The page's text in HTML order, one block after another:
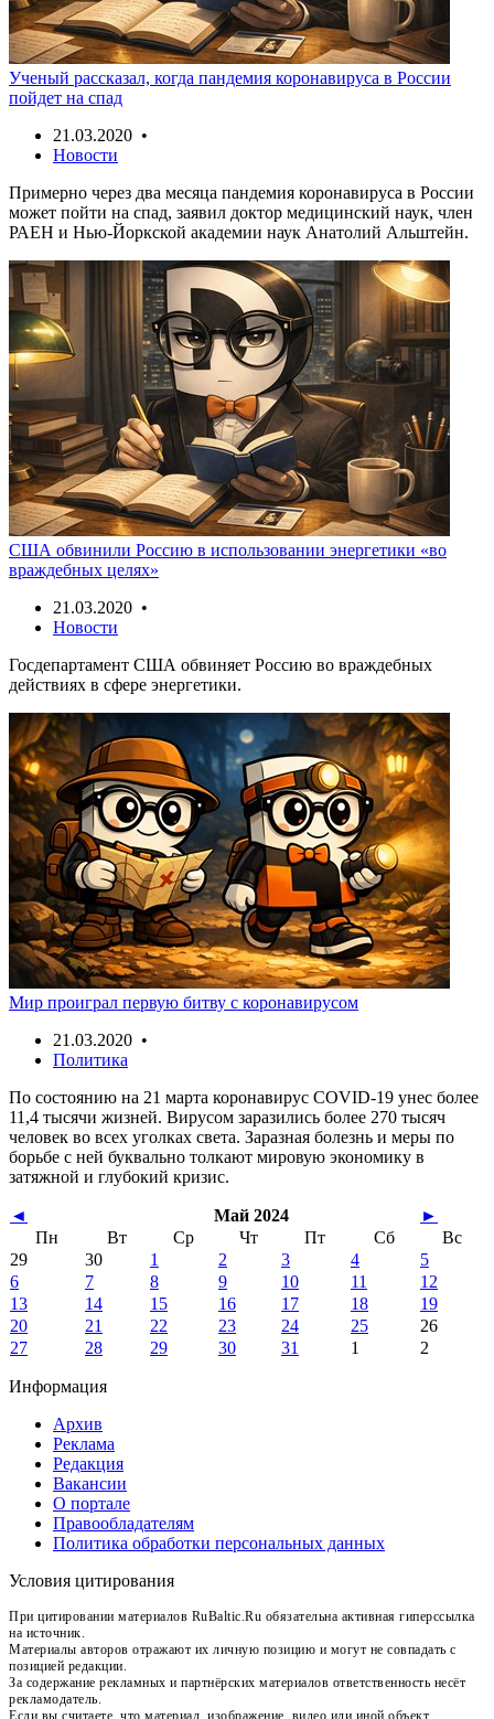
Ученый рассказал, когда пандемия коронавируса в России
пойдет на спад
21.03.2020 •
Новости
Примерно через два месяца пандемия коронавируса в России
может пойти на спад, заявил доктор медицинский наук, член
РАЕН и Нью-Йоркской академии наук Анатолий Альштейн.
США обвинили Россию в использовании энергетики «во
враждебных целях»
21.03.2020 •
Новости
Госдепартамент США обвиняет Россию во враждебных
действиях в сфере энергетики.
Мир проиграл первую битву с коронавирусом
21.03.2020 •
Политика
По состоянию на 21 марта коронавирус COVID-19 унес более
11,4 тысячи жизней. Вирусом заразились более 270 тысяч
человек во всех уголках света. Заразная болезнь и меры по
борьбе с ней буквально толкают мировую экономику в
затяжной и глубокий кризис.
◄ Май 2024
►
Пн
Вт Ср Чт Пт Сб
Вс
29
30 1 2 3 4
5
6
7 8 9 10 11
12
13
14 15 16 17 18
19
20
21 22 23 24 25
26
27
28 29 30 31 1 2
Информация
Архив
Реклама
Редакция
Вакансии
О портале
Правообладателям
Политика обработки персональных данных
Условия цитирования
При цитировании материалов RuBaltic.Ru обязательна активная гиперссылка
на источник.
Материалы авторов отражают их личную позицию и могут не совпадать с
позицией редакции.
За содержание рекламных и партнёрских материалов ответственность несёт
рекламодатель.
Если вы считаете, что материал, изображение, видео или иной объект